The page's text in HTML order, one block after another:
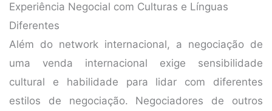
Experiência Negocial com Culturas e Línguas
Diferentes
Além do network internacional, a negociação de
uma venda internacional exige sensibilidade
cultural e habilidade para lidar com diferentes
estilos de negociação. Negociadores de outros